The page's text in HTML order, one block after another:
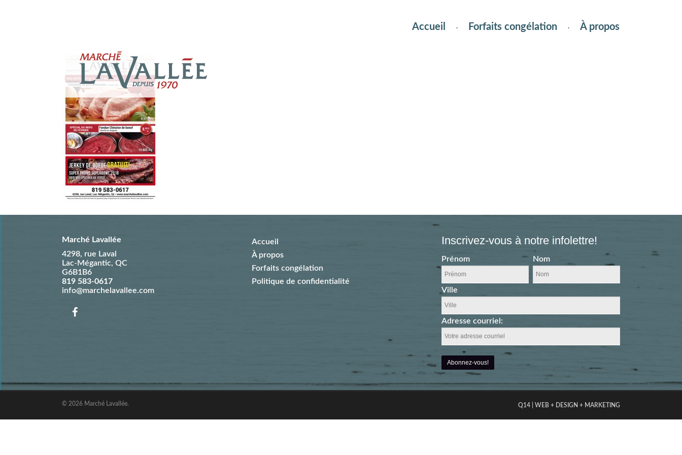
Accueil Forfaits congélation À propos
Marché Lavallée
4298, rue Laval
Lac-Mégantic, QC
G6B1B6
819 583-0617
info@marchelavallee.com
Accueil
À propos
Forfaits congélation
Politique de confidentialité
Inscrivez-vous à notre infolettre!
Prénom Nom
Ville
Adresse courriel:
© 2026 Marché Lavallée. Q14 | WEB + DESIGN + MARKETING